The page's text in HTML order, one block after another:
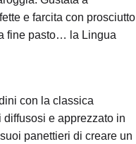
e farcita con prosciutto
fine pasto… la Lingua
con la classica
e apprezzato in
panettieri di creare un